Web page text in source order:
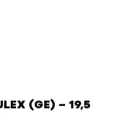
(GE) – 19,5